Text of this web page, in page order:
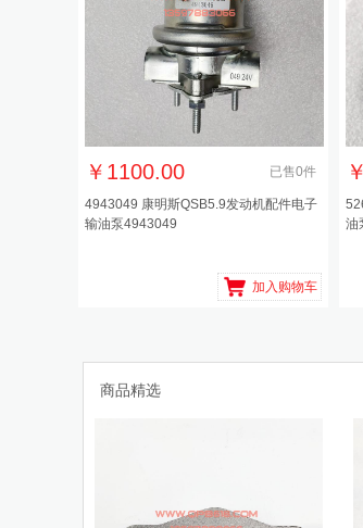
￥ 1100.00 已售0件
4943049 康明斯QSB5.9发动机配件电子
输油泵4943049
加入购物车
￥
油
商品精选